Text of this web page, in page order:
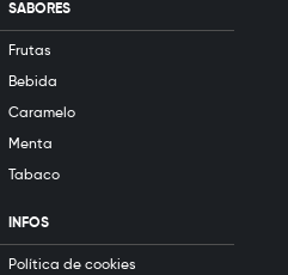
SABORES
Frutas
Bebida
Caramelo
Menta
Tabaco
INFOS
Política de cookies